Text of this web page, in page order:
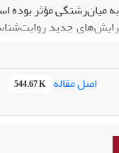
میان‌رشتگی مؤثر بوده
جدید
می‌توان شاهد
عبارتند از: توجه
به‌همراه داشته است.
رشته‌ها و حوزه‌های
اصل مقاله 544.67 K